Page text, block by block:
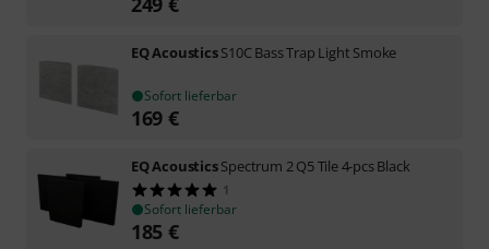
EQ AcousticsS10C Bass Trap Light Smoke
Sofort lieferbar
169 €
EQ AcousticsSpectrum 2 Q5 Tile 4-pcs Black
1
Sofort lieferbar
185 €